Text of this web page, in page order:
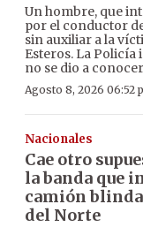
Un hombre, que
por el conductor
sin auxiliar a la
Esteros. La
no se dio a
Agosto 8, 2026 06:52
Nacionales
Cae otro
la banda que
camión
del Norte